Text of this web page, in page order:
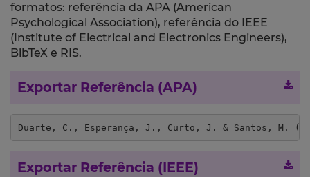
formatos: referência da APA (American
Psychological Association), referência do IEEE
(Institute of Electrical and Electronics Engineers),
BibTeX e RIS.
Exportar Referência (APA)
Duarte, C., Esperança, J., Curto, J. & Santos, M.
Exportar Referência (IEEE)